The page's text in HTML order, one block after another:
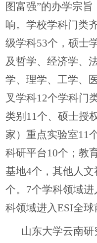
图富强”的办学宗
响。学校学科门类
级学科53个，硕士
及哲学、经济学、
学、理学、工学、
叉学科12个学科门
类别11个、硕士授
家）重点实验室11
科研平台10个；教
基地4个，其他人
个。7个学科领域
科领域进入ESI全球
山东大学云南研